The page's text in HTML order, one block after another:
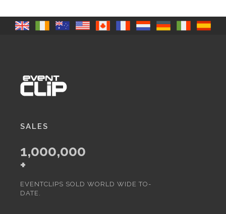
SALES
1,000,000
+
EVENTCLIPS SOLD WORLD WIDE TO-
DATE.